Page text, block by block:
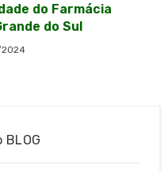
do Farmácia
do Sul